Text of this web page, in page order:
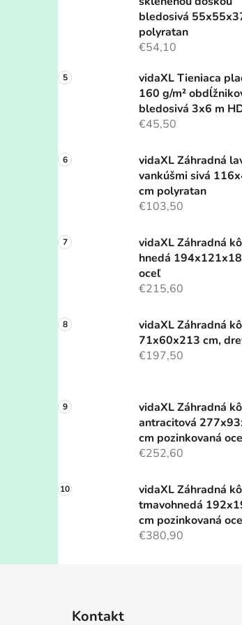
bledosivá
polyratan
€54,10
vidaXL Tieniaca
160 g/m²
bledosivá 3x6 m
€45,50
vidaXL Záhradná
vankúšmi sivá
cm polyratan
€103,50
vidaXL Záhradná
hnedá
oceľ
€215,60
vidaXL Záhradná
71x60x213 cm,
€197,50
vidaXL Záhradná
antracitová
cm pozinkovaná
€252,60
vidaXL Záhradná
tmavohnedá
cm pozinkovaná
€380,90
Kontakt